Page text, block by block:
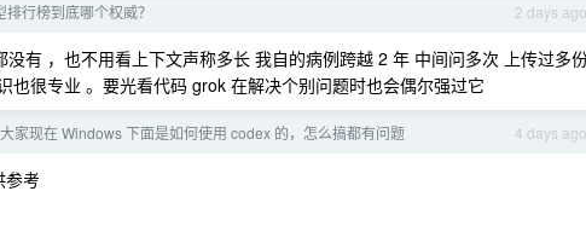
2 days ago
排行榜到底哪个权威？
有 ，也不用看上下文声称多长 我自的病例跨越 2 年 中间问多次 上传过多
也很专业 。要光看代码 grok 在解决个别问题时也会偶尔强过它
4 days ago
大家现在 Windows 下面是如何使用 codex 的，怎么搞都有问题
参考